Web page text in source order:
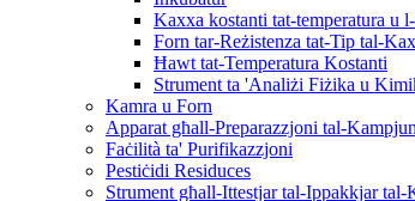
Kaxxa kostanti tat-temperatura u
Forn tar-Reżistenza tat-Tip tal-
Ħawt tat-Temperatura Kostanti
Strument ta 'Analiżi Fiżika u
Kamra u Forn
Apparat għall-Preparazzjoni tal-Kampjun
Faċilità ta' Purifikazzjoni
Pestiċidi Residuces
Strument għall-Ittestjar tal-Ippakkjar tal-